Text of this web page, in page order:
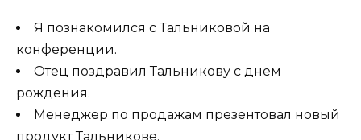
Я познакомился с Тальниковой на
конференции.
Отец поздравил Тальникову с днем
рождения.
Менеджер по продажам презентовал новый
продукт Тальникове.